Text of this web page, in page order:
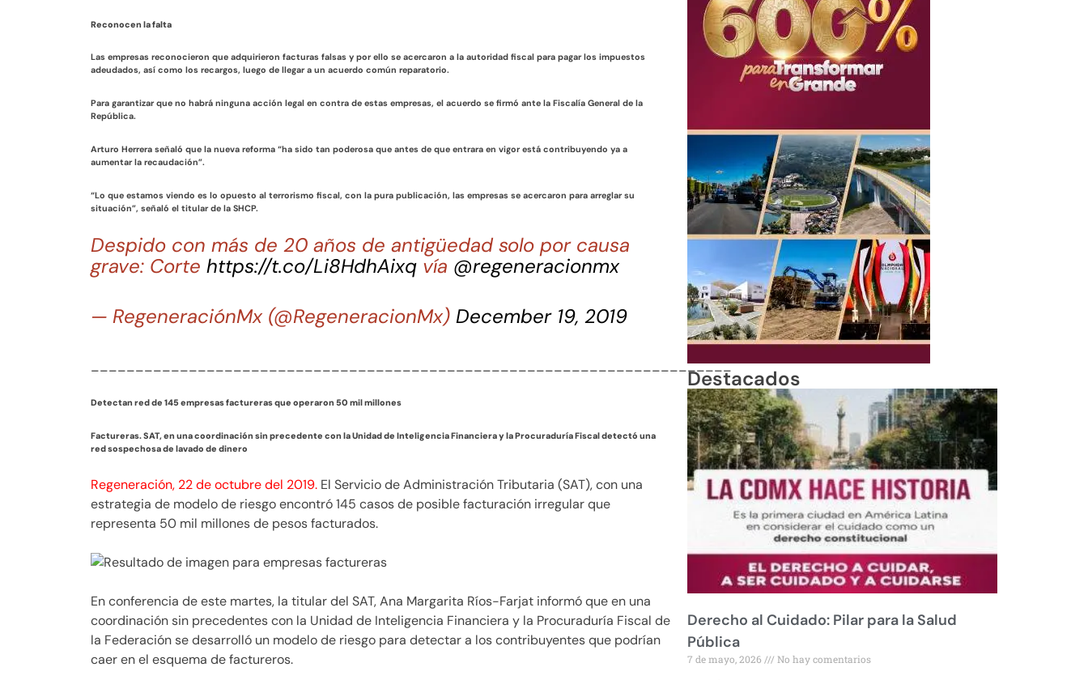
Reconocen la falta
Las empresas reconocieron que adquirieron facturas falsas y por ello se acercaron a la autoridad fiscal para pagar los impuestos
adeudados, así como los recargos, luego de llegar a un acuerdo común reparatorio.
Para garantizar que no habrá ninguna acción legal en contra de estas empresas, el acuerdo se firmó ante la Fiscalía General de la
República.
Arturo Herrera señaló que la nueva reforma “ha sido tan poderosa que antes de que entrara en vigor está contribuyendo ya a
aumentar la recaudación”.
“Lo que estamos viendo es lo opuesto al terrorismo fiscal, con la pura publicación, las empresas se acercaron para arreglar su
situación”, señaló el titular de la SHCP.
Despido con más de 20 años de antigüedad solo por causa
grave: Corte https://t.co/Li8HdhAixq vía @regeneracionmx
— RegeneraciónMx (@RegeneracionMx) December 19, 2019
________________________________________________________________________
Detectan red de 145 empresas factureras que operaron 50 mil millones
Factureras. SAT, en una coordinación sin precedente con la Unidad de Inteligencia Financiera y la Procuraduría Fiscal detectó una
red sospechosa de lavado de dinero
Regeneración, 22 de octubre del 2019. El Servicio de Administración Tributaria (SAT), con una
estrategia de modelo de riesgo encontró 145 casos de posible facturación irregular que
representa 50 mil millones de pesos facturados.
En conferencia de este martes, la titular del SAT, Ana Margarita Ríos-Farjat informó que en una
coordinación sin precedentes con la Unidad de Inteligencia Financiera y la Procuraduría Fiscal de
la Federación se desarrolló un modelo de riesgo para detectar a los contribuyentes que podrían
caer en el esquema de factureros.
Destacados
Derecho al Cuidado: Pilar para la Salud
Pública
7 de mayo, 2026 No hay comentarios